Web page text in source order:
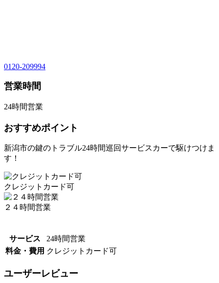
0120-209994
営業時間
24時間営業
おすすめポイント
新潟市の鍵のトラブル24時間巡回サービスカーで駆けつけま
す！
クレジットカード可
２４時間営業
サービス
24時間営業
料金・費用 クレジットカード可
ユーザーレビュー